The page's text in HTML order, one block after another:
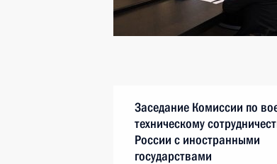
Заседание Комиссии по
техническому
России с иностранными
государствами